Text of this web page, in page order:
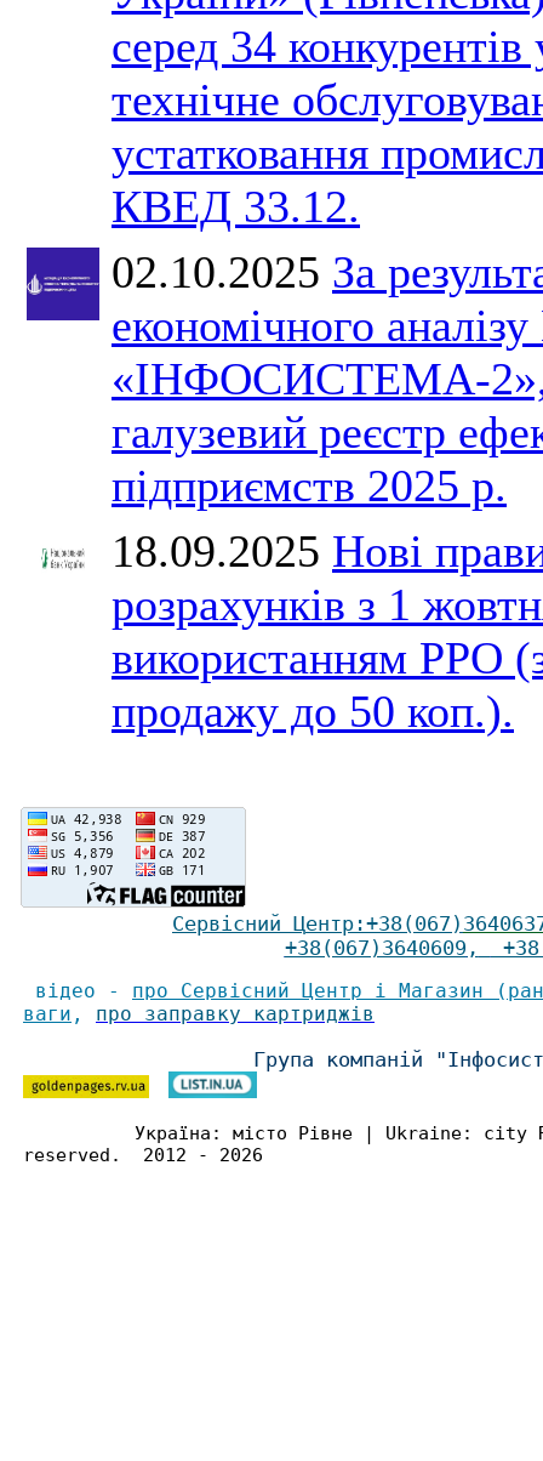
серед 34 конкурентів
технічне
устатковання
КВЕД 33.12.
02.10.2025 За
економічного
«ІНФОСИСТЕМА-2»,
галузевий реєстр
підприємств 2025 р.
18.09.2025 Нові
розрахунків з 1
використанням РРО
продажу до 50 коп.).
Сервісний Центр :+38(067)
+38(067)3640609 ,
відео - про Сервісний Центр і Магазин
ваги , про заправку картриджів
Група компаній
Україна: місто Рівне | Ukraine:
reserved. 2012 - 2026